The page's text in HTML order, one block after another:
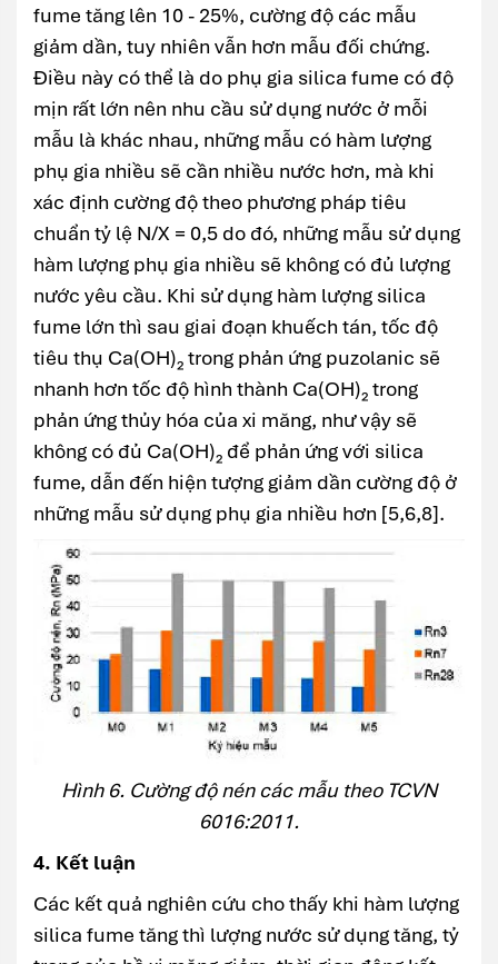
fume tăng lên 10 - 25%, cường độ các mẫu
giảm dần, tuy nhiên vẫn hơn mẫu đối chứng.
Điều này có thể là do phụ gia silica fume có độ
mịn rất lớn nên nhu cầu sử dụng nước ở mỗi
mẫu là khác nhau, những mẫu có hàm lượng
phụ gia nhiều sẽ cần nhiều nước hơn, mà khi
xác định cường độ theo phương pháp tiêu
chuẩn tỷ lệ N/X = 0,5 do đó, những mẫu sử dụng
hàm lượng phụ gia nhiều sẽ không có đủ lượng
nước yêu cầu. Khi sử dụng hàm lượng silica
fume lớn thì sau giai đoạn khuếch tán, tốc độ
tiêu thụ Ca(OH)₂ trong phản ứng puzolanic sẽ
nhanh hơn tốc độ hình thành Ca(OH)₂ trong
phản ứng thủy hóa của xi măng, như vậy sẽ
không có đủ Ca(OH)₂ để phản ứng với silica
fume, dẫn đến hiện tượng giảm dần cường độ ở
những mẫu sử dụng phụ gia nhiều hơn [5,6,8].
Hình 6. Cường độ nén các mẫu theo TCVN
6016:2011.
4. Kết luận
Các kết quả nghiên cứu cho thấy khi hàm lượng
silica fume tăng thì lượng nước sử dụng tăng, tỷ